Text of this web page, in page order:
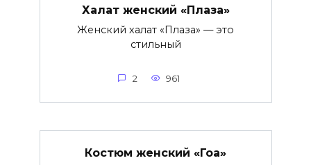
Халат женский «Плаза»
Женский халат «Плаза» — это
стильный
2 961
Костюм женский «Гоа»